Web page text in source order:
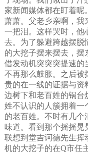
家新闻媒体都在盯着呢
萧萧。父老乡亲啊，
一把泪。这样哭时，他
去。为了躲避跨越摆脱
的大挖子摆来摆去，摆
借发动机突突突提速的
不再那么鼓胀。之后被
贵的在一线的证据与资
边树下和老百姓的锅台
姓不认识的人簇拥着一
的老百姓。不时有几个
味道。看到那个摇摇晃
联想到堂吉诃德先生挥
机的大挖子的在Q市任